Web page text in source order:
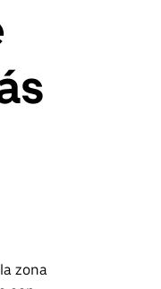
zona